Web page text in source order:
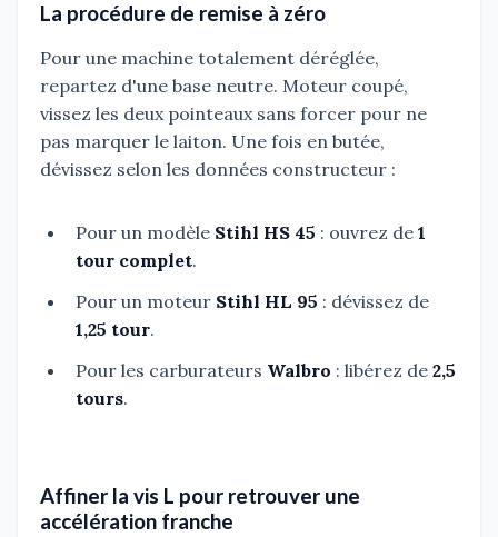
La procédure de remise à zéro
Pour une machine totalement déréglée,
repartez d'une base neutre. Moteur coupé,
vissez les deux pointeaux sans forcer pour ne
pas marquer le laiton. Une fois en butée,
dévissez selon les données constructeur :
Pour un modèle Stihl HS 45 : ouvrez de 1
tour complet.
Pour un moteur Stihl HL 95 : dévissez de
1,25 tour.
Pour les carburateurs Walbro : libérez de 2,5
tours.
Affiner la vis L pour retrouver une
accélération franche